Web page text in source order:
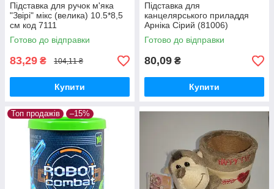
Підставка для ручок м'яка
"Звірі" мікс (велика) 10.5*8,5
см код 7111
Готово до відправки
83,29 ₴ 104,11 ₴
Купити
Підставка для
канцелярського приладдя
Арніка Сірий (81006)
Готово до відправки
80,09 ₴
Купити
Топ продажів –15%